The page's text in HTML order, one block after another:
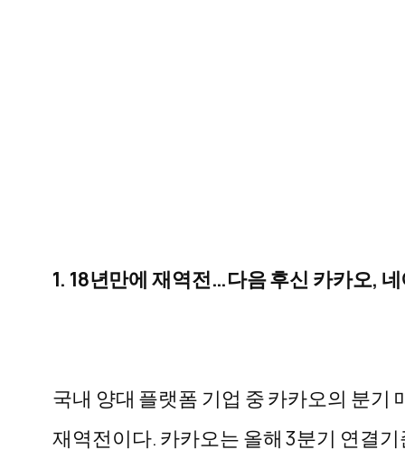
1. 18년만에 재역전…다음 후신 카카오,
국내 양대 플랫폼 기업 중 카카오의 분기
재역전이다. 카카오는 올해 3분기 연결